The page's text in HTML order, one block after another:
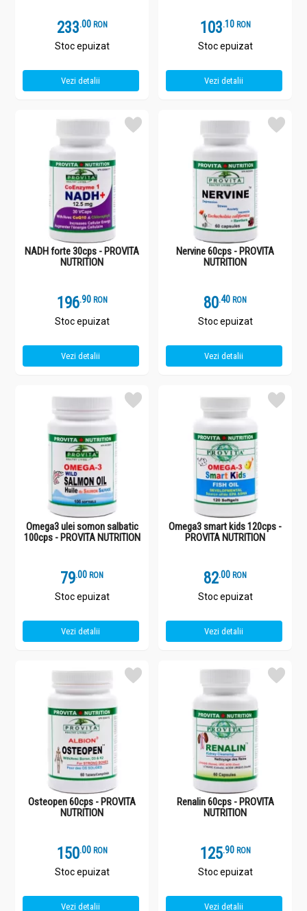
233.0 RON
Stoc epuizat
Vezi detalii
103.1 RON
Stoc epuizat
Vezi detalii
NADH forte 30cps - PROVITA
NUTRITION
196.9 RON
Stoc epuizat
Vezi detalii
Nervine 60cps - PROVITA
NUTRITION
80.4 RON
Stoc epuizat
Vezi detalii
Omega3 ulei somon salbatic
100cps - PROVITA NUTRITION
79.0 RON
Stoc epuizat
Vezi detalii
Omega3 smart kids 120cps -
PROVITA NUTRITION
82.0 RON
Stoc epuizat
Vezi detalii
Osteopen 60cps - PROVITA
NUTRITION
150.0 RON
Stoc epuizat
Vezi detalii
Renalin 60cps - PROVITA
NUTRITION
125.9 RON
Stoc epuizat
Vezi detalii